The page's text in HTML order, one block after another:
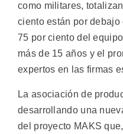
como militares,
ciento están por
75 por ciento del
más de 15 años y el
expertos en las firmas
La asociación de
desarrollando una
del proyecto MAKS